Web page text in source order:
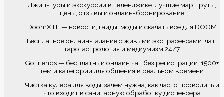
Джип-туры и экскурсии в Геленджике: лучшие маршруты,
цены, отзывы и онлайн-бронирование
DoomXTF — новости, гайды, моды и скачать всё для DOOM
Бесплатное онлайн-гадание с живыми экстрасенсами: чат,
таро, астрология и медиумизм 24/7
GoFriends — бесплатный онлайн чат без регистрации: 1500+
тем и категории для общения в реальном времени
Чистка кулера для воды: зачем нужна, как часто проводить и
что входит в санитарную обработку диспенсера